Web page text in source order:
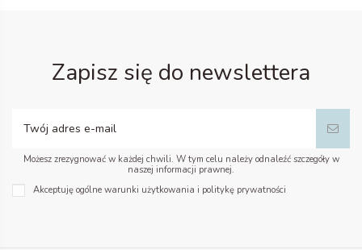
Zapisz się do newslettera
Możesz zrezygnować w każdej chwili. W tym celu należy odnaleźć szczegóły w
naszej informacji prawnej.
Akceptuję ogólne warunki użytkowania i politykę prywatności